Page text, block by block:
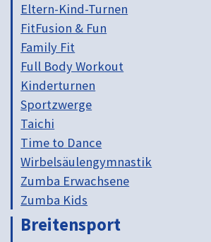
Eltern-Kind-Turnen
FitFusion & Fun
Family Fit
Full Body Workout
Kinderturnen
Sportzwerge
Taichi
Time to Dance
Wirbelsäulengymnastik
Zumba Erwachsene
Zumba Kids
Breitensport